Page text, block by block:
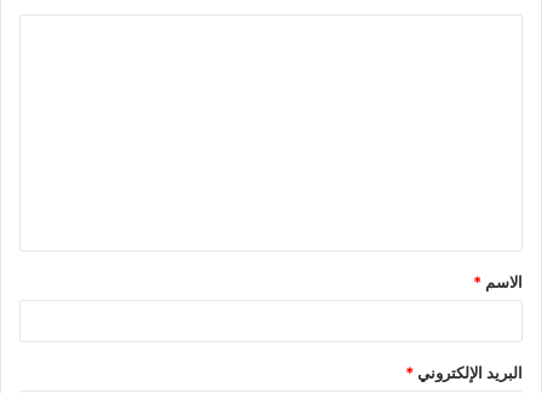
ق
*
الاسم *
البريد الإلكتروني*